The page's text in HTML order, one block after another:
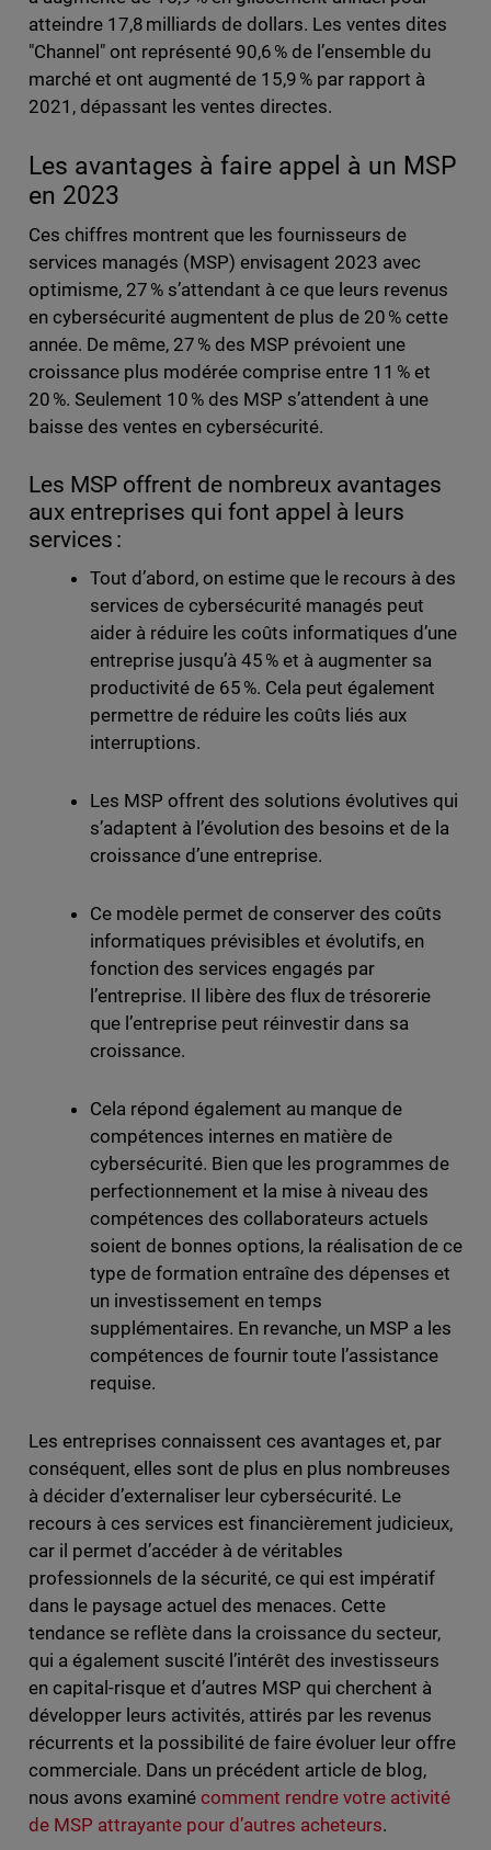
atteindre 17,8 milliards de dollars. Les ventes dites
"Channel" ont représenté 90,6 % de l’ensemble du
marché et ont augmenté de 15,9 % par rapport à
2021, dépassant les ventes directes.
Les avantages à faire appel à un MSP
en 2023
Ces chiffres montrent que les fournisseurs de
services managés (MSP) envisagent 2023 avec
optimisme, 27 % s’attendant à ce que leurs revenus
en cybersécurité augmentent de plus de 20 % cette
année. De même, 27 % des MSP prévoient une
croissance plus modérée comprise entre 11 % et
20 %. Seulement 10 % des MSP s’attendent à une
baisse des ventes en cybersécurité.
Les MSP offrent de nombreux avantages
aux entreprises qui font appel à leurs
services :
Tout d’abord, on estime que le recours à des
services de cybersécurité managés peut
aider à réduire les coûts informatiques d’une
entreprise jusqu’à 45 % et à augmenter sa
productivité de 65 %. Cela peut également
permettre de réduire les coûts liés aux
interruptions.
Les MSP offrent des solutions évolutives qui
s’adaptent à l’évolution des besoins et de la
croissance d’une entreprise.
Ce modèle permet de conserver des coûts
informatiques prévisibles et évolutifs, en
fonction des services engagés par
l’entreprise. Il libère des flux de trésorerie
que l’entreprise peut réinvestir dans sa
croissance.
Cela répond également au manque de
compétences internes en matière de
cybersécurité. Bien que les programmes de
perfectionnement et la mise à niveau des
compétences des collaborateurs actuels
soient de bonnes options, la réalisation de ce
type de formation entraîne des dépenses et
un investissement en temps
supplémentaires. En revanche, un MSP a les
compétences de fournir toute l’assistance
requise.
Les entreprises connaissent ces avantages et, par
conséquent, elles sont de plus en plus nombreuses
à décider d’externaliser leur cybersécurité. Le
recours à ces services est financièrement judicieux,
car il permet d’accéder à de véritables
professionnels de la sécurité, ce qui est impératif
dans le paysage actuel des menaces. Cette
tendance se reflète dans la croissance du secteur,
qui a également suscité l’intérêt des investisseurs
en capital-risque et d’autres MSP qui cherchent à
développer leurs activités, attirés par les revenus
récurrents et la possibilité de faire évoluer leur offre
commerciale. Dans un précédent article de blog,
nous avons examiné comment rendre votre activité
de MSP attrayante pour d’autres acheteurs.